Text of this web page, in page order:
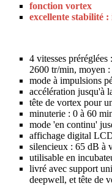
fonction vortex
excellente stabilité
4 vitesses
2600 tr/min, moyen
mode à impulsions
accélération jusqu'à
tête de vortex pour
minuterie : 0 à 60
mode 'en continu'
affichage digital
silencieux : 65 dB à
utilisable en
livré avec support
deepwell, et tête de